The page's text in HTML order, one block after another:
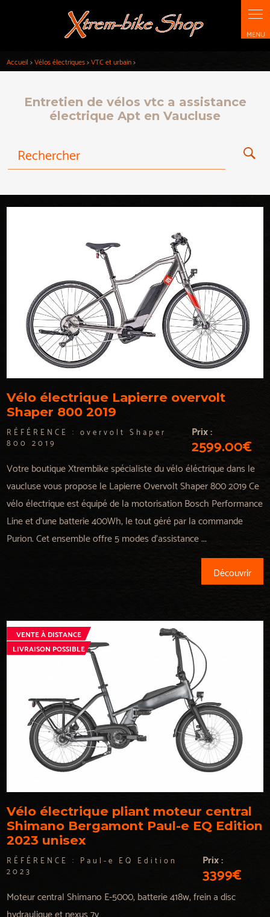
Accueil>Vélos électriques>VTC et urbain>
Entretien de vélos vtc a assistance
électrique Apt en Vaucluse
Rechercher
Vélo électrique Lapierre overvolt
Shaper 800 2019
RÉFÉRENCE :overvolt Shaper
800 2019
Prix :
2599.00€
Votre boutique Xtrembike spécialiste du vélo éléctrique dans le
vaucluse vous propose le Lapierre Overvolt Shaper 800 2019 Ce
vélo électrique est équipé de la motorisation Bosch Performance
Line et d’une batterie 400Wh, le tout géré par la commande
Purion. Cet ensemble offre 5 modes d’assistance ...
Découvrir
VENTE À DISTANCE
LIVRAISON POSSIBLE
Vélo électrique pliant moteur central
Shimano Bergamont Paul-e EQ Edition
2023 unisex
RÉFÉRENCE : Paul-e EQ Edition
2023
Prix :
3399€
Moteur central Shimano E-5000, batterie 418w, frein a disc
hydraulique et nexus 7v